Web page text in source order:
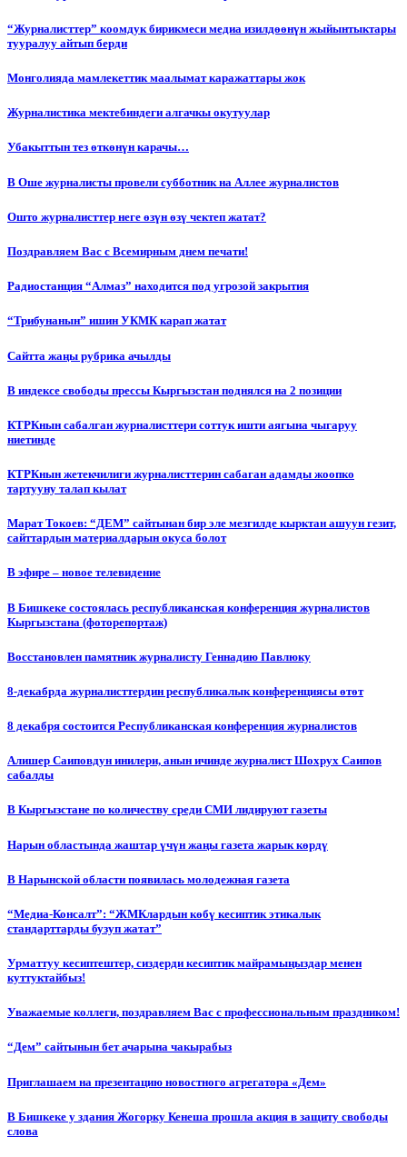
“Журналисттер” коомдук бирикмеси медиа изилдөөнүн жыйынтыктары
тууралуу айтып берди
Монголияда мамлекеттик маалымат каражаттары жок
Журналистика мектебиндеги алгачкы окутуулар
Убакыттын тез өткөнүн карачы…
В Оше журналисты провели субботник на Аллее журналистов
Ошто журналисттер неге өзүн өзү чектеп жатат?
Поздравляем Вас с Всемирным днем печати!
Радиостанция “Алмаз” находится под угрозой закрытия
“Трибунанын” ишин УКМК карап жатат
Сайтта жаңы рубрика ачылды
В индексе свободы прессы Кыргызстан поднялся на 2 позиции
КТРКнын сабалган журналисттери соттук ишти аягына чыгаруу
ниетинде
КТРКнын жетекчилиги журналисттерин сабаган адамды жоопко
тартууну талап кылат
Марат Токоев: “ДЕМ” сайтынан бир эле мезгилде кырктан ашуун гезит,
сайттардын материалдарын окуса болот
В эфире – новое телевидение
В Бишкеке состоялась республиканская конференция журналистов
Кыргызстана (фоторепортаж)
Восстановлен памятник журналисту Геннадию Павлюку
8-декабрда журналисттердин республикалык конференциясы өтөт
8 декабря состоится Республиканская конференция журналистов
Алишер Саиповдун инилери, анын ичинде журналист Шохрух Саипов
сабалды
В Кыргызстане по количеству среди СМИ лидируют газеты
Нарын областында жаштар үчүн жаңы газета жарык көрдү
В Нарынской области появилась молодежная газета
“Медиа-Консалт”: “ЖМКлардын көбү кесиптик этикалык
стандарттарды бузуп жатат”
Урматтуу кесиптештер, сиздерди кесиптик майрамыңыздар менен
куттуктайбыз!
Уважаемые коллеги, поздравляем Вас с профессиональным праздником!
“Дем” сайтынын бет ачарына чакырабыз
Приглашаем на презентацию новостного агрегатора «Дем»
В Бишкеке у здания Жогорку Кенеша прошла акция в защиту свободы
слова